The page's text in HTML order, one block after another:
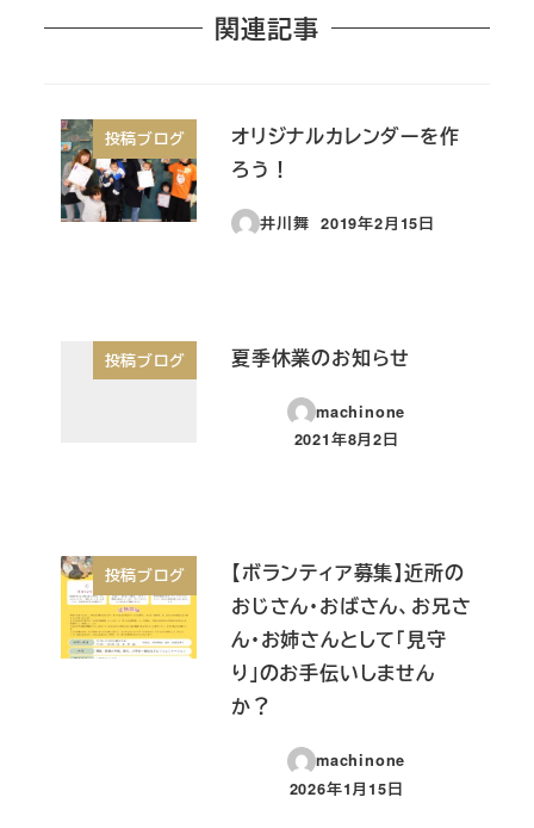
関連記事
投稿ブログ
オリジナルカレンダーを作
ろう！
井川舞
投稿日
2019年2月15日
投稿ブログ 夏季休業のお知らせ
machinone
投稿日
2021年8月2日
投稿ブログ
【ボランティア募集】近所の
おじさん・おばさん、お兄さ
ん・お姉さんとして「見守
り」のお手伝いしません
か？
machinone
投稿日
2026年1月15日